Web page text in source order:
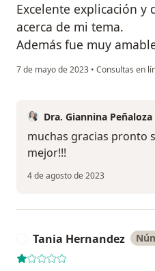
Excelente explicación
acerca de mi tema.
Además fue muy
7 de mayo de 2023 • Consultas en
Dra. Giannina Peñaloza
muchas gracias pronto
mejor!!!
4 de agosto de 2023
Tania Hernandez